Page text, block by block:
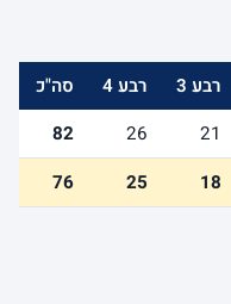
רבע 3 רבע 4
סה"כ
21
26
82
18
25
76